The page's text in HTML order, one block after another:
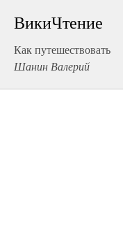
ВикиЧтение
Как путешествовать
Шанин Валерий